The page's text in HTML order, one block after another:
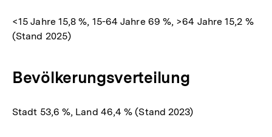
<15 Jahre 15,8 %, 15-64 Jahre 69 %, >64 Jahre 15,2 %
(Stand 2025)
Bevölkerungsverteilung
Stadt 53,6 %, Land 46,4 % (Stand 2023)